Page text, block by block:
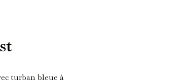
turban bleue à